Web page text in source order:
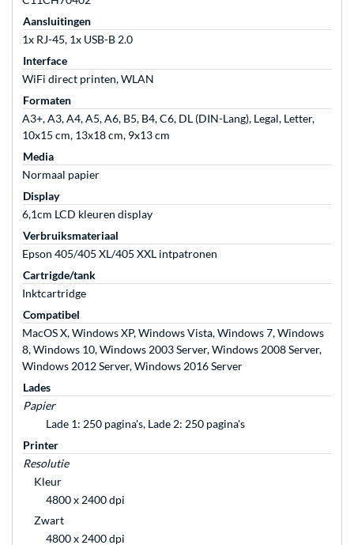
Aansluitingen
1x RJ-45, 1x USB-B 2.0
Interface
WiFi direct printen, WLAN
Formaten
A3+, A3, A4, A5, A6, B5, B4, C6, DL (DIN-Lang), Legal, Letter,
10x15 cm, 13x18 cm, 9x13 cm
Media
Normaal papier
Display
6,1cm LCD kleuren display
Verbruiksmateriaal
Epson 405/405 XL/405 XXL intpatronen
Cartrigde/tank
Inktcartridge
Compatibel
MacOS X, Windows XP, Windows Vista, Windows 7, Windows
8, Windows 10, Windows 2003 Server, Windows 2008 Server,
Windows 2012 Server, Windows 2016 Server
Lades
Papier
Lade 1: 250 pagina's, Lade 2: 250 pagina's
Printer
Resolutie
Kleur
4800 x 2400 dpi
Zwart
4800 x 2400 dpi